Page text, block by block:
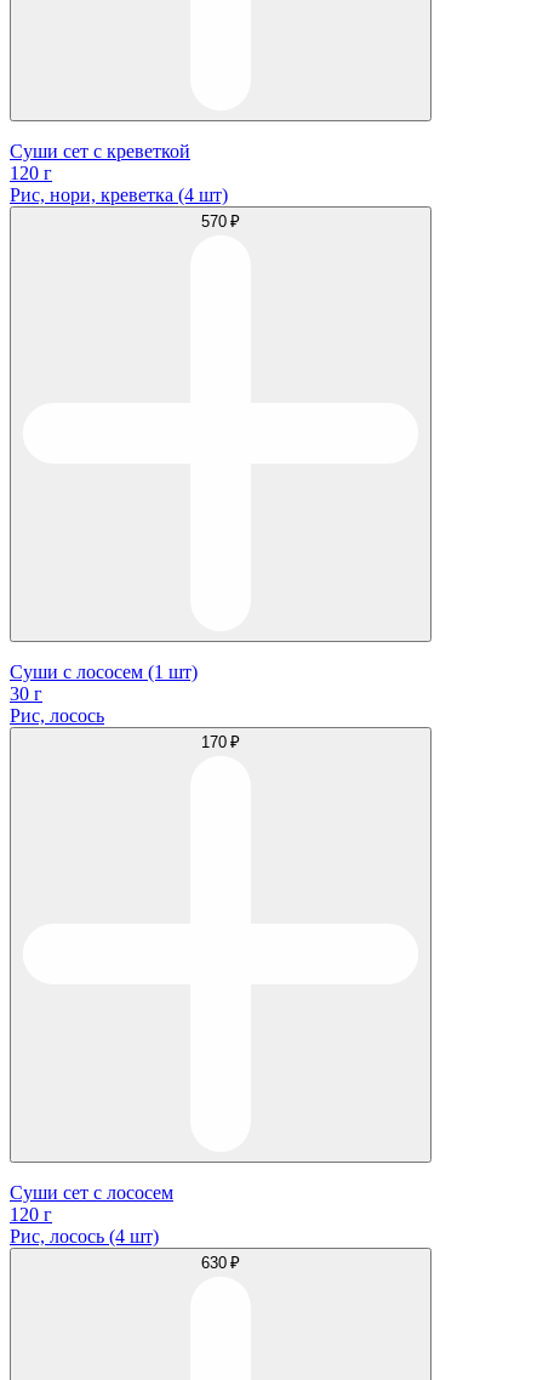
Суши сет с креветкой
120 г
Рис, нори, креветка (4 шт)
570 ₽
Суши с лососем (1 шт)
30 г
Рис, лосось
170 ₽
Суши сет с лососем
120 г
Рис, лосось (4 шт)
630 ₽